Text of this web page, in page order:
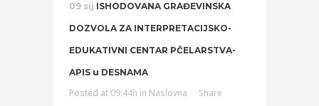
09 sij ISHODOVANA GRAĐEVINSKA
DOZVOLA ZA INTERPRETACIJSKO-
EDUKATIVNI CENTAR PČELARSTVA-
APIS u DESNAMA
Posted at 09:44h in Naslovna Share